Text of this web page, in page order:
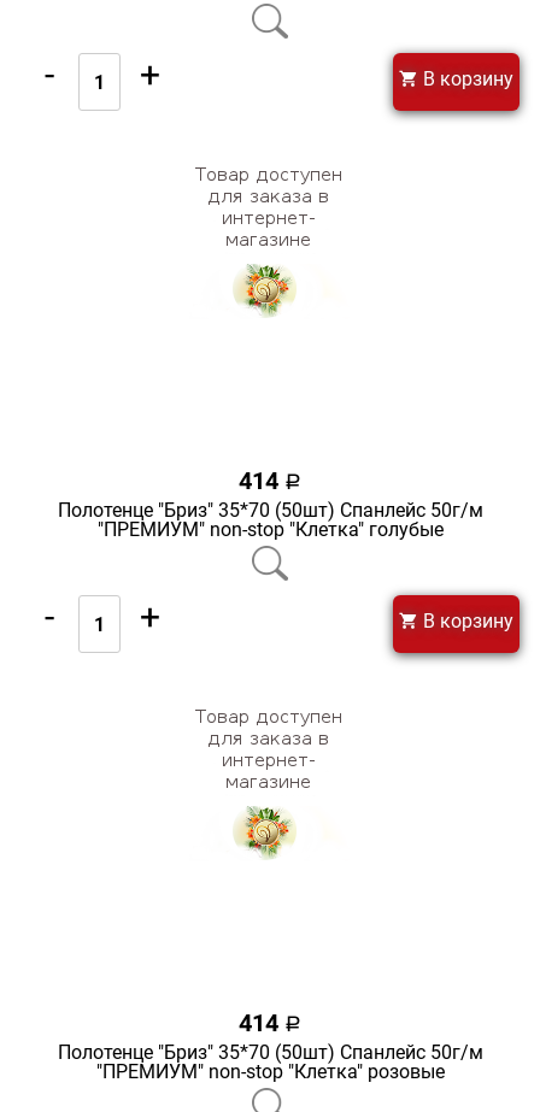
- + В корзину
414 a
Полотенце "Бриз" 35*70 (50шт) Спанлейс 50г/м
"ПРЕМИУМ" non-stop "Клетка" голубые
- + В корзину
414 a
Полотенце "Бриз" 35*70 (50шт) Спанлейс 50г/м
"ПРЕМИУМ" non-stop "Клетка" розовые